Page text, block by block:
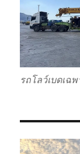
รถโลว์เบดเฉ